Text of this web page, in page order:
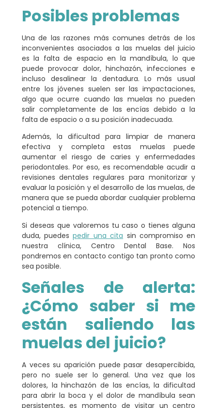
Posibles problemas
Una de las razones más comunes detrás de los
inconvenientes asociados a las muelas del juicio
es la falta de espacio en la mandíbula, lo que
puede provocar dolor, hinchazón, infecciones e
incluso desalinear la dentadura. Lo más usual
entre los jóvenes suelen ser las impactaciones,
algo que ocurre cuando las muelas no pueden
salir completamente de las encías debido a la
falta de espacio o a su posición inadecuada.
Además, la dificultad para limpiar de manera
efectiva y completa estas muelas puede
aumentar el riesgo de caries y enfermedades
periodontales. Por eso, es recomendable acudir a
revisiones dentales regulares para monitorizar y
evaluar la posición y el desarrollo de las muelas, de
manera que se pueda abordar cualquier problema
potencial a tiempo.
Si deseas que valoremos tu caso o tienes alguna
duda, puedespedir una cita sin compromiso en
nuestra clínica, Centro Dental Base. Nos
pondremos en contacto contigo tan pronto como
sea posible.
Señales de alerta:
¿Cómo saber si me
están saliendo las
muelas del juicio?
A veces su aparición puede pasar desapercibida,
pero no suele ser lo general. Una vez que los
dolores, la hinchazón de las encías, la dificultad
para abrir la boca y el dolor de mandíbulasean
persistentes, es momento de visitar un centro